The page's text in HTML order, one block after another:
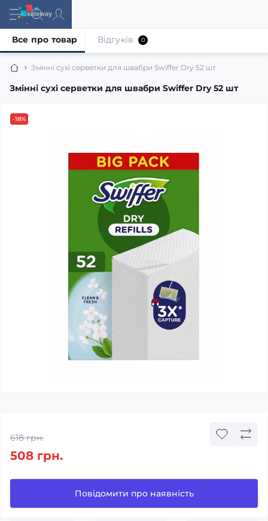
Змінні сухі серветки для швабри Swiffer Dry 52 шт
Змінні сухі серветки для швабри Swiffer Dry 52 шт
Все про товар Відгуків 0
-18%
618 грн.
508 грн.
Повідомити про наявність